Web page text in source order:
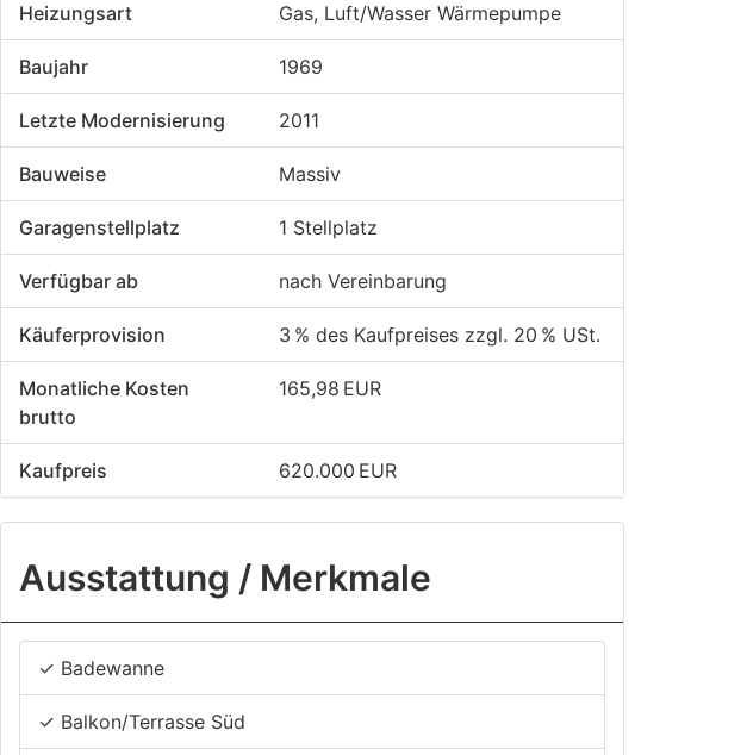
Heizungsart Gas, Luft/Wasser Wärmepumpe
Baujahr 1969
Letzte Modernisierung 2011
Bauweise Massiv
Garagen­stellplatz 1 Stellplatz
Verfügbar ab nach Vereinbarung
Käufer­provision 3 % des Kaufpreises zzgl. 20 % USt.
Monatliche Kosten
brutto
165,98 EUR
Kaufpreis 620.000 EUR
Ausstattung / Merkmale
✓ Badewanne
✓ Balkon/Terrasse Süd